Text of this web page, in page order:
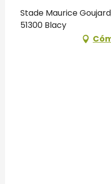
Stade Maurice
51300 Blacy